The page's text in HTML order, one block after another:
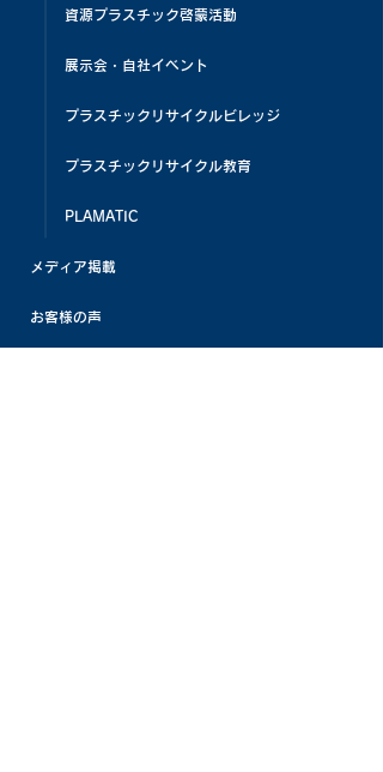
資源プラスチック啓蒙活動
展示会・自社イベント
プラスチックリサイクルビレッジ
プラスチックリサイクル教育
PLAMATIC
メディア掲載
お客様の声